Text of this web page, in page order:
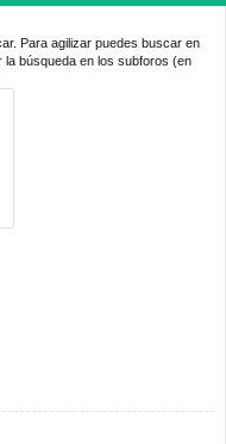
Para agilizar puedes buscar en
búsqueda en los subforos (en